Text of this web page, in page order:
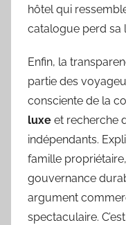
hôtel qui
catalogue perd sa
Enfin, la
partie des
consciente de la
luxe et recherche
indépendants.
famille
gouvernance
argument
spectaculaire.